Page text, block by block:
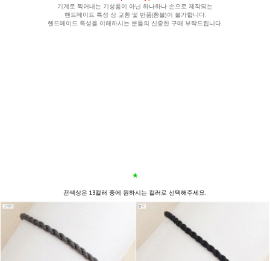
기계로 찍어내는 기성품이 아닌 하나하나 손으로 제작되는
핸드메이드 특성 상 교환 및 반품(환불)이 불가합니다.
핸드메이드 특성을 이해하시는 분들의 신중한 구매 부탁드립니다.
★
끈색상은 13컬러 중에 원하시는 컬러로 선택해주세요.